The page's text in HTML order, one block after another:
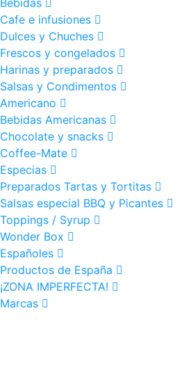
Cafe e infusiones
Dulces y Chuches
Frescos y congelados
Harinas y preparados
Salsas y Condimentos
Americano
Bebidas Americanas
Chocolate y snacks
Coffee-Mate
Especias
Preparados Tartas y Tortitas
Salsas especial BBQ y Picantes
Toppings / Syrup
Wonder Box
Españoles
Productos de España
¡ZONA IMPERFECTA!
Marcas